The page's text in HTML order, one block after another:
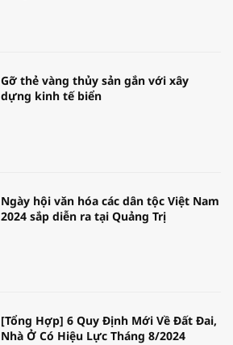
Gỡ thẻ vàng thủy sản gắn với xây
dựng kinh tế biển
Ngày hội văn hóa các dân tộc Việt Nam
2024 sắp diễn ra tại Quảng Trị
[Tổng Hợp] 6 Quy Định Mới Về Đất Đai,
Nhà Ở Có Hiệu Lực Tháng 8/2024